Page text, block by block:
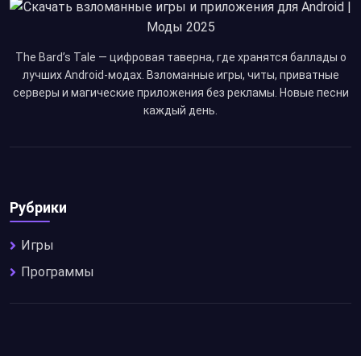
The Bard’s Tale — цифровая таверна, где хранятся баллады о
лучших Android-модах. Взломанные игры, читы, приватные
серверы и магические приложения без рекламы. Новые песни
каждый день.
Рубрики
Игры
Программы